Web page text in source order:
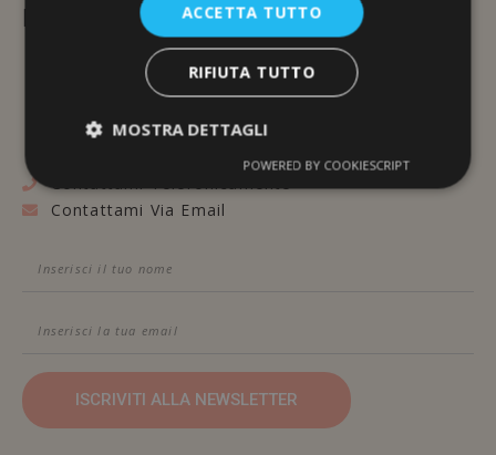
L'ERBORISTERIA
Via Brunelleschi, 117
48100 Ravenna
Contattami Telefonicamente
Contattami Via Email
ISCRIVITI ALLA NEWSLETTER
ACCETTA TUTTO
RIFIUTA TUTTO
MOSTRA DETTAGLI
POWERED BY COOKIESCRIPT